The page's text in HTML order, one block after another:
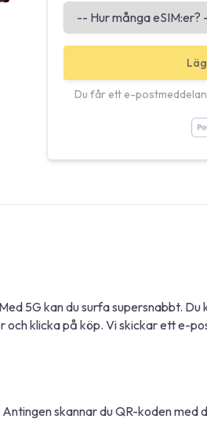
Du får ett e-
5G kan du surfa supersnabbt.
klicka på köp. Vi skickar ett e-
skannar du QR-koden